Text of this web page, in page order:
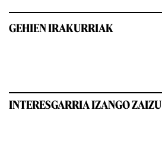
GEHIEN IRAKURRIAK
INTERESGARRIA IZANGO ZAIZU